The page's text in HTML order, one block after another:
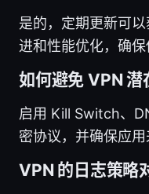
是的，定期更新可
进和性能优化，确保
如何避免 VPN 潜
启用 Kill Switch、
密协议，并确保应用
VPN 的日志策略